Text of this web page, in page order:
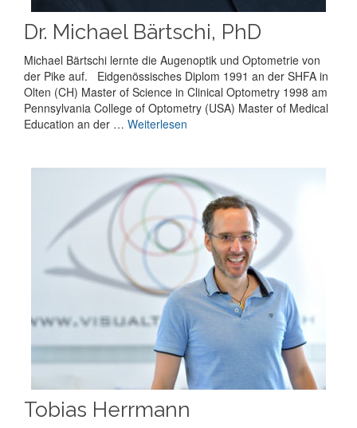
Dr. Michael Bärtschi, PhD
Michael Bärtschi lernte die Augenoptik und Optometrie von
der Pike auf. Eidgenössisches Diplom 1991 an der SHFA in
Olten (CH) Master of Science in Clinical Optometry 1998 am
Pennsylvania College of Optometry (USA) Master of Medical
Education an der … Weiterlesen
Tobias Herrmann